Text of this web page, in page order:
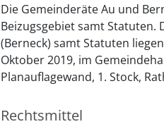
Die Gemeinderäte Au und
Beizugsgebiet samt Statuten.
(Berneck) samt Statuten
Oktober 2019, im
Planauflagewand, 1. Stock,
Rechtsmittel